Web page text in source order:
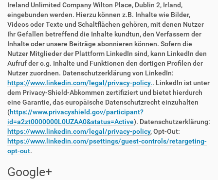
Ireland Unlimited Company Wilton Place, Dublin 2, Irland,
eingebunden werden. Hierzu können z.B. Inhalte wie Bilder,
Videos oder Texte und Schaltflächen gehören, mit denen Nutzer
Ihr Gefallen betreffend die Inhalte kundtun, den Verfassern der
Inhalte oder unsere Beiträge abonnieren können. Sofern die
Nutzer Mitglieder der Plattform LinkedIn sind, kann LinkedIn den
Aufruf der o.g. Inhalte und Funktionen den dortigen Profilen der
Nutzer zuordnen. Datenschutzerklärung von LinkedIn:
https://www.linkedin.com/legal/privacy-policy.. LinkedIn ist unter
dem Privacy-Shield-Abkommen zertifiziert und bietet hierdurch
eine Garantie, das europäische Datenschutzrecht einzuhalten
(https://www.privacyshield.gov/participant?
id=a2zt0000000L0UZAA0&status=Active). Datenschutzerklärung:
https://www.linkedin.com/legal/privacy-policy, Opt-Out:
https://www.linkedin.com/psettings/guest-controls/retargeting-
opt-out.
Google+